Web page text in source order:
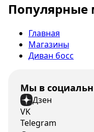
Популярные
Главная
Магазины
Диван босс
Мы в
Дзен
VK
Telegram